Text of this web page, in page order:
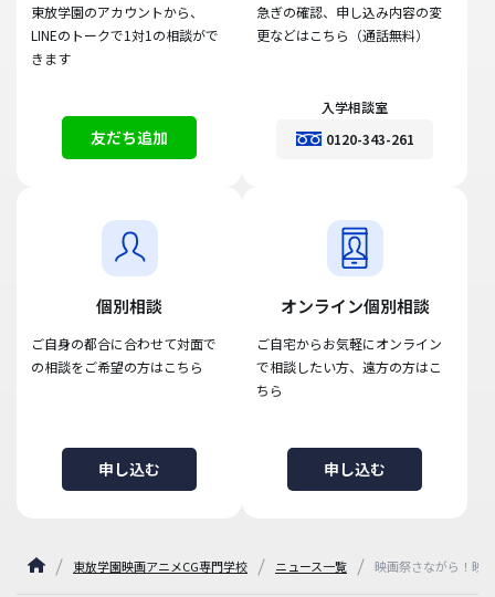
東放学園のアカウントから、
LINEのトークで1対1の相談がで
きます
友だち追加
急ぎの確認、申し込み内容の変
更などはこちら（通話無料）
入学相談室
0120-343-261
個別相談
ご自身の都合に合わせて対面で
の相談をご希望の方はこちら
申し込む
オンライン個別相談
ご自宅からお気軽にオンライン
で相談したい方、遠方の方はこ
ちら
申し込む
東放学園映画アニメCG専門学校 ニュース一覧 映画祭さながら！映